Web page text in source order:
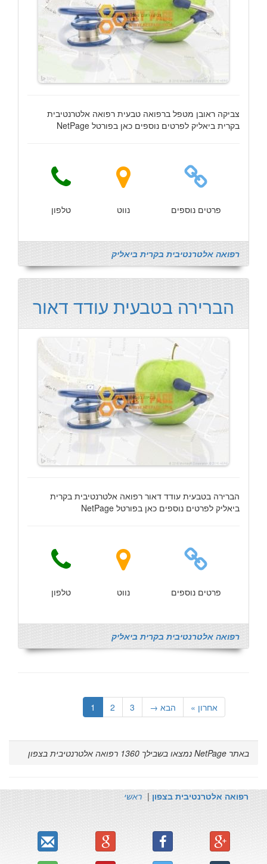
צביקה ראובן מטפל ברפואה טבעית רפואה אלטרנטיבית
בקרית ביאליק לפרטים נוספים כאן בפורטל NetPage
פרטים נוספים נווט טלפון
רפואה אלטרנטיבית בקרית ביאליק
הברירה בטבעית עודד דאור
הברירה בטבעית עודד דאור רפואה אלטרנטיבית בקרית
ביאליק לפרטים נוספים כאן בפורטל NetPage
פרטים נוספים נווט טלפון
רפואה אלטרנטיבית בקרית ביאליק
1 2 3 הבא → אחרון »
באתר NetPage נמצאו בשבילך 1360 רפואה אלטרנטיבית בצפון
רפואה אלטרנטיבית בצפון | ראשי